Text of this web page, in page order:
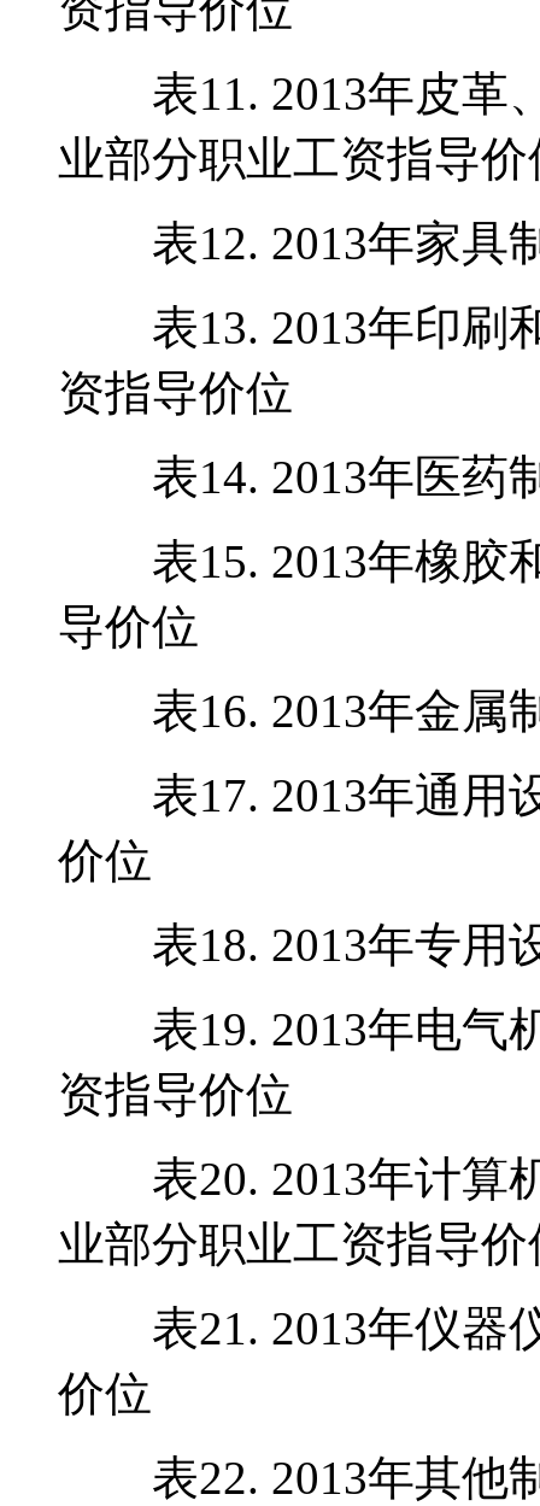
表11. 2013年皮革
业部分职业工资指导价
表12. 2013年家具
表13. 2013年印刷
资指导价位
表14. 2013年医药
表15. 2013年橡胶
导价位
表16. 2013年金属
表17. 2013年通用
价位
表18. 2013年专用
表19. 2013年电气
资指导价位
表20. 2013年计算
业部分职业工资指导价
表21. 2013年仪器
价位
表22. 2013年其他